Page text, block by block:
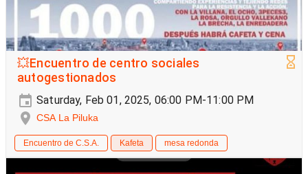
💥Encuentro de centro sociales
autogestionados
Saturday, Feb 01, 2025, 06:00 PM-11:00 PM
CSA La Piluka
Encuentro de C.S.A. Kafeta mesa redonda